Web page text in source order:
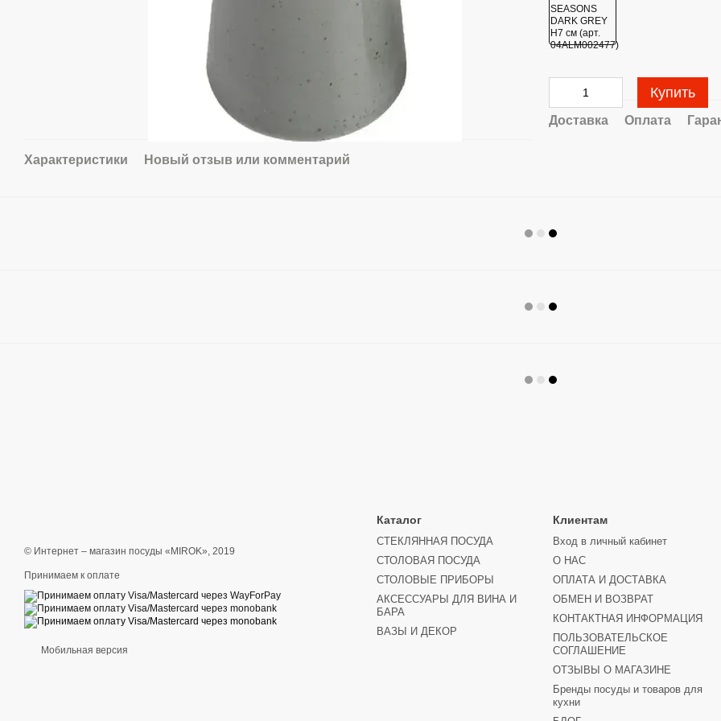
Характеристики Новый отзыв или комментарий
Купить
Доставка Оплата
© Интернет – магазин посуды «MIROK», 2019
Принимаем к оплате
Мобильная версия
Каталог
СТЕКЛЯННАЯ ПОСУДА
СТОЛОВАЯ ПОСУДА
СТОЛОВЫЕ ПРИБОРЫ
АКСЕССУАРЫ ДЛЯ ВИНА И
БАРА
ВАЗЫ И ДЕКОР
Клиентам
Вход в личный кабинет
О НАС
ОПЛАТА И ДОСТАВКА
ОБМЕН И ВОЗВРАТ
КОНТАКТНАЯ ИНФОРМАЦИЯ
ПОЛЬЗОВАТЕЛЬСКОЕ
СОГЛАШЕНИЕ
ОТЗЫВЫ О МАГАЗИНЕ
Бренды посуды и товаров для
кухни